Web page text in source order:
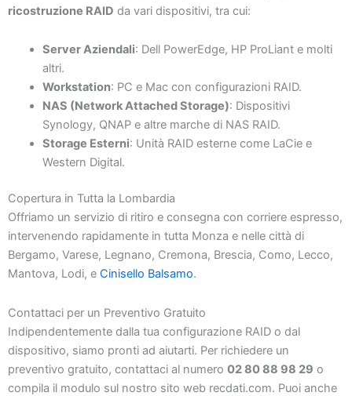
ricostruzione RAID da vari dispositivi, tra cui:
Server Aziendali: Dell PowerEdge, HP ProLiant e molti
altri.
Workstation: PC e Mac con configurazioni RAID.
NAS (Network Attached Storage): Dispositivi
Synology, QNAP e altre marche di NAS RAID.
Storage Esterni: Unità RAID esterne come LaCie e
Western Digital.
Copertura in Tutta la Lombardia
Offriamo un servizio di ritiro e consegna con corriere espresso,
intervenendo rapidamente in tutta Monza e nelle città di
Bergamo, Varese, Legnano, Cremona, Brescia, Como, Lecco,
Mantova, Lodi, e Cinisello Balsamo.
Contattaci per un Preventivo Gratuito
Indipendentemente dalla tua configurazione RAID o dal
dispositivo, siamo pronti ad aiutarti. Per richiedere un
preventivo gratuito, contattaci al numero 02 80 88 98 29 o
compila il modulo sul nostro sito web recdati.com. Puoi anche